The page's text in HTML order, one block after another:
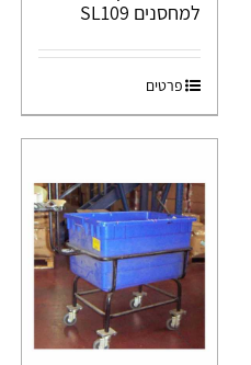
למחסנים SL109
פרטים